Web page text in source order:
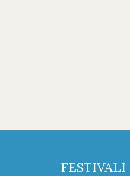
FESTIVALI